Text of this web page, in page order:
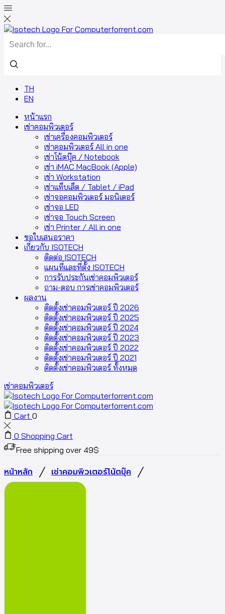
TH
EN
หน้าแรก
เช่าคอมพิวเตอร์
เช่าเครื่องคอมพิวเตอร์
เช่าคอมพิวเตอร์ All in one
เช่าโน้ตบุ๊ค / Notebook
เช่า iMAC MacBook (Apple)
เช่า Workstation
เช่าแท็บเล็ต / Tablet / iPad
เช่าจอคอมพิวเตอร์ มอนิเตอร์
เช่าจอ LED
เช่าจอ Touch Screen
เช่า Printer / All in one
ขอใบเสนอราคา
เกี่ยวกับ ISOTECH
ติดต่อ ISOTECH
แผนที่และที่ตั้ง ISOTECH
การรับประกันเช่าคอมพิวเตอร์
ถาม-ตอบ การเช่าคอมพิวเตอร์
ผลงาน
ติดตั้งเช่าคอมพิวเตอร์ ปี 2026
ติดตั้งเช่าคอมพิวเตอร์ ปี 2025
ติดตั้งเช่าคอมพิวเตอร์ ปี 2024
ติดตั้งเช่าคอมพิวเตอร์ ปี 2023
ติดตั้งเช่าคอมพิวเตอร์ ปี 2022
ติดตั้งเช่าคอมพิวเตอร์ ปี 2021
ติดตั้งเช่าคอมพิวเตอร์ ทั้งหมด
เช่าคอมพิวเตอร์
Cart 0
0 Shopping Cart
Free shipping over 49$
หน้าหลัก / เช่าคอมพิวเตอร์โน้ตบุ๊ค /